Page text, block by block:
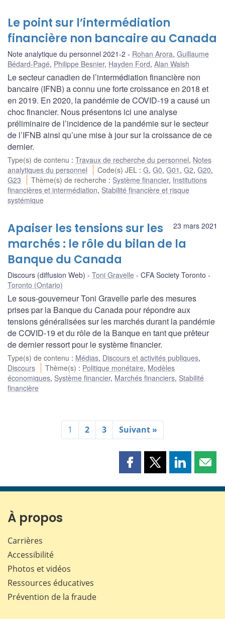
Le point sur l’intermédiation
financière non bancaire au Canada
Note analytique du personnel 2021-2 Rohan Arora, Guillaume
Bédard-Pagé, Philippe Besnier, Hayden Ford, Alan Walsh
Le secteur canadien de l’intermédiation financière non
bancaire (IFNB) a connu une forte croissance en 2018 et
en 2019. En 2020, la pandémie de COVID‑19 a causé un
choc financier. Nous présentons ici une analyse
préliminaire de l’incidence de la pandémie sur le secteur
de l’IFNB ainsi qu’une mise à jour sur la croissance de ce
dernier.
Type(s) de contenu : Travaux de recherche du personnel, Notes
analytiques du personnel
Code(s) JEL :G,G0,G01 ,G2,G20,
G23
Thème(s) de recherche : Système financier, Institutions
financières et intermédiation, Stabilité financière et risque
systémique
23 mars 2021
Apaiser les tensions sur les
marchés : le rôle du bilan de la
Banque du Canada
Discours (diffusion Web) Toni Gravelle
CFA Society Toronto
Toronto (Ontario)
Le sous-gouverneur Toni Gravelle parle des mesures
prises par la Banque du Canada pour répondre aux
tensions généralisées sur les marchés durant la pandémie
de COVID-19 et du rôle de la Banque en tant que prêteur
de dernier ressort pour le système financier.
Type(s) de contenu : Médias, Discours et activités publiques,
Discours
Thème(s) : Politique monétaire, Modèles
économiques, Système financier, Marchés financiers, Stabilité
financière
1 2 3 Suivant »
Partager
page
Partager
page
Partager
page page
À propos
Carrières
Accessibilité
Photos et vidéos
Ressources éducatives
Prévention de la fraude